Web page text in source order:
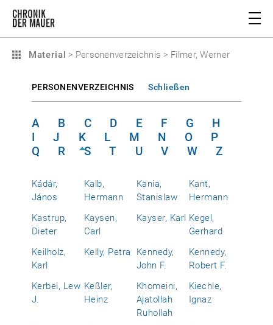
Material > Personenverzeichnis > Filmer, Werner
PERSONENVERZEICHNIS Schließen
A B C D E F G
H
I
J K L M N O
P
Q
R S T U V W Z
Kádár,
János
Kalb,
Hermann
Kania,
Stanislaw
Kant,
Hermann
Kastrup,
Dieter
Kaysen,
Carl
Kayser, Karl Kegel,
Gerhard
Keilholz,
Karl
Kelly, Petra
Kennedy,
John F.
Kennedy,
Robert F.
Kerbel, Lew
J.
Keßler,
Heinz
Khomeini,
Ajatollah
Ruhollah
Kiechle,
Ignaz